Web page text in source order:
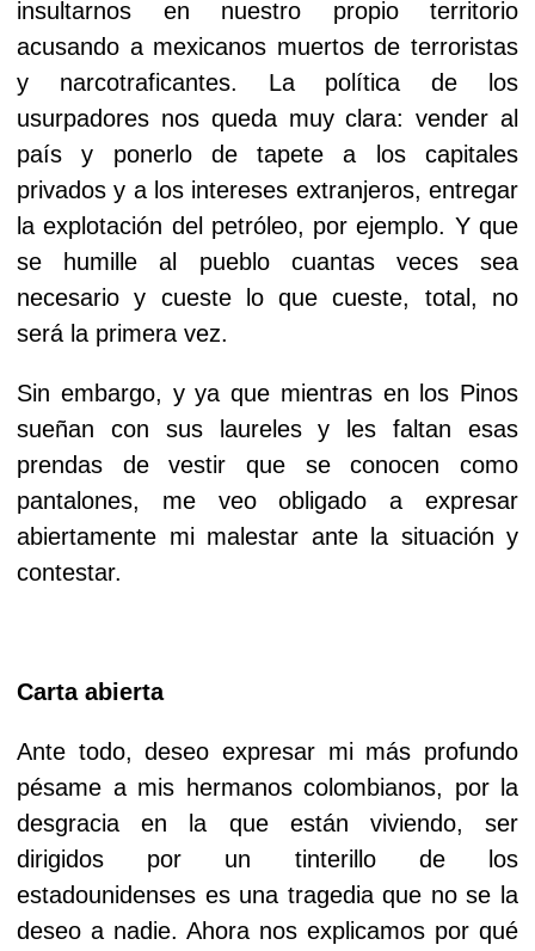
insultarnos en nuestro propio territorio
acusando a mexicanos muertos de terroristas
y narcotraficantes. La política de los
usurpadores nos queda muy clara: vender al
país y ponerlo de tapete a los capitales
privados y a los intereses extranjeros, entregar
la explotación del petróleo, por ejemplo. Y que
se humille al pueblo cuantas veces sea
necesario y cueste lo que cueste, total, no
será la primera vez.
Sin embargo, y ya que mientras en los Pinos
sueñan con sus laureles y les faltan esas
prendas de vestir que se conocen como
pantalones, me veo obligado a expresar
abiertamente mi malestar ante la situación y
contestar.
Carta abierta
Ante todo, deseo expresar mi más profundo
pésame a mis hermanos colombianos, por la
desgracia en la que están viviendo, ser
dirigidos por un tinterillo de los
estadounidenses es una tragedia que no se la
deseo a nadie. Ahora nos explicamos por qué